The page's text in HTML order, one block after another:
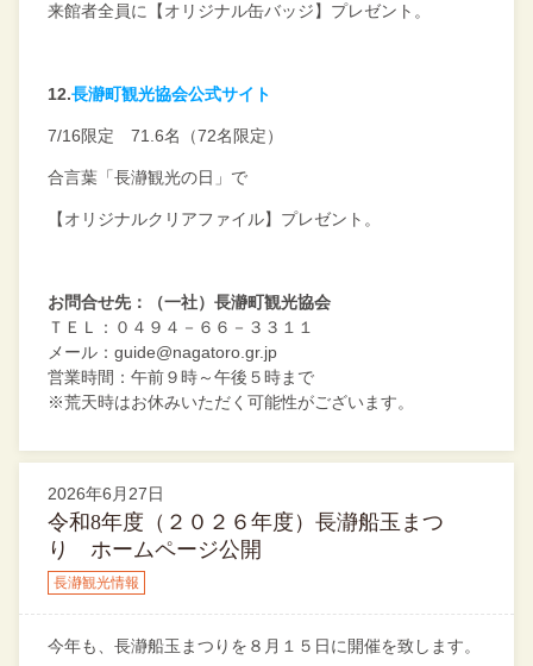
来館者全員に【オリジナル缶バッジ】プレゼント。
12.長瀞町観光協会公式サイト
7/16限定 71.6名（72名限定）
合言葉「長瀞観光の日」で
【オリジナルクリアファイル】 プレゼント。
お問合せ先：（一社）長瀞町観光協会
ＴＥＬ：０４９４－６６－３３１１
メール：guide@nagatoro.gr.jp
営業時間：午前９時～午後５時まで
※荒天時はお休みいただく可能性がございます。
2026年6月27日
令和8年度（２０２６年度）長瀞船玉まつ
り ホームページ公開
長瀞観光情報
今年も、長瀞船玉まつりを８月１５日に開催を致します。